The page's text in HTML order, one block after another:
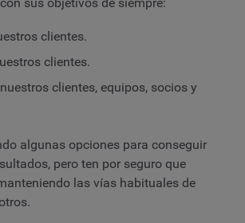
sus objetivos de siempre:
clientes.
clientes.
clientes, equipos, socios y
algunas opciones para conseguir
pero ten por seguro que
las vías habituales de